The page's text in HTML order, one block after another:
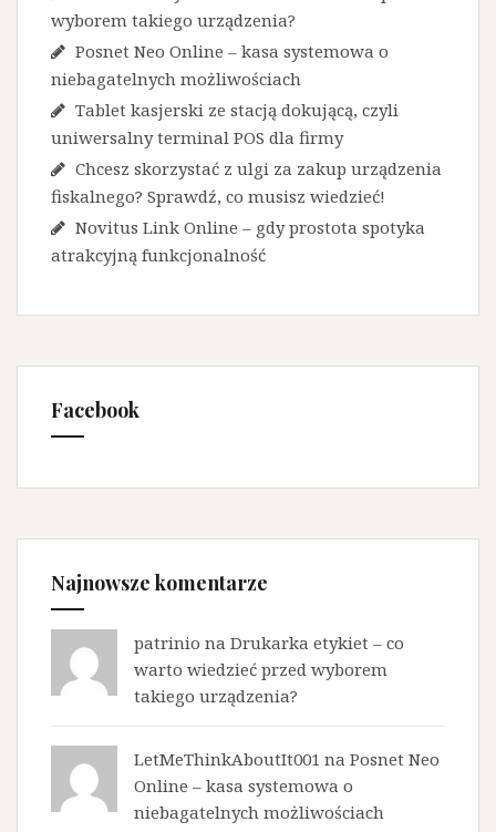
wyborem takiego urządzenia?
Posnet Neo Online – kasa systemowa o
niebagatelnych możliwościach
Tablet kasjerski ze stacją dokującą, czyli
uniwersalny terminal POS dla firmy
Chcesz skorzystać z ulgi za zakup urządzenia
fiskalnego? Sprawdź, co musisz wiedzieć!
Novitus Link Online – gdy prostota spotyka
atrakcyjną funkcjonalność
Facebook
Najnowsze komentarze
patrinio na Drukarka etykiet – co
warto wiedzieć przed wyborem
takiego urządzenia?
LetMeThinkAboutIt001 na Posnet Neo
Online – kasa systemowa o
niebagatelnych możliwościach